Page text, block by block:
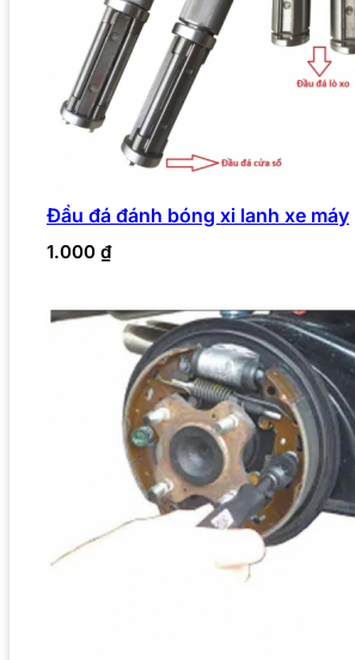
Đầu đá đánh bóng xi lanh xe máy
1.000 ₫